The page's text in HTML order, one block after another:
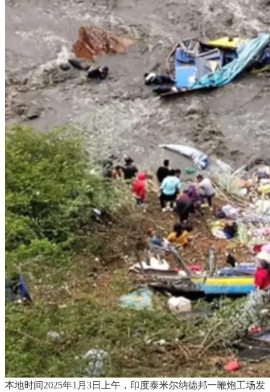
本地时间2025年1月3日上午，印度泰米尔纳德邦一鞭炮工场发